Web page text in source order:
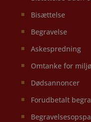
Bisættelse
Begravelse
Askespredning
Omtanke for
Dødsannoncer
Forudbetalt